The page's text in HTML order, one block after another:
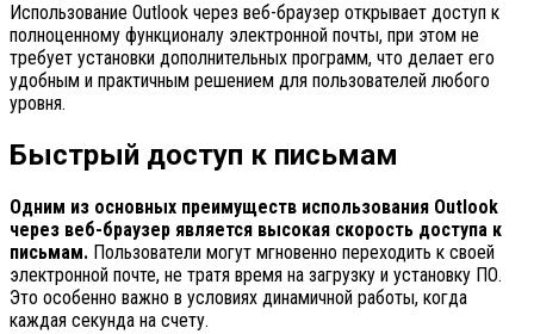
Использование Outlook через веб-браузер открывает доступ к
полноценному функционалу электронной почты, при этом не
требует установки дополнительных программ, что делает его
удобным и практичным решением для пользователей любого
уровня.
Быстрый доступ к письмам
Одним из основных преимуществ использования Outlook
через веб-браузер является высокая скорость доступа к
письмам. Пользователи могут мгновенно переходить к своей
электронной почте, не тратя время на загрузку и установку ПО.
Это особенно важно в условиях динамичной работы, когда
каждая секунда на счету.